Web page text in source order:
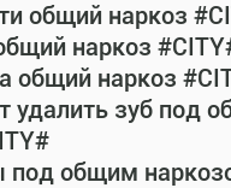
общий наркоз
наркоз
общий наркоз
удалить зуб под
под общим